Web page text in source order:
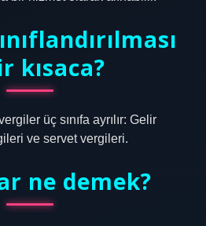
kısaca?
üç sınıfa ayrılır: Gelir
ve servet vergileri.
ne demek?